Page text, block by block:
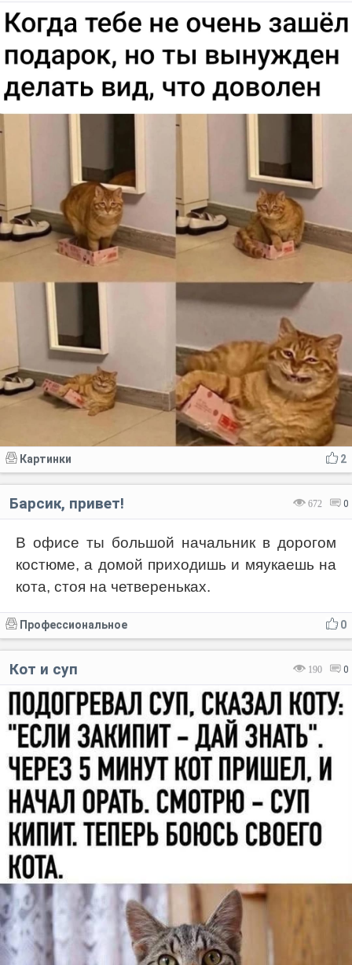
2
Картинки
672 0
Барсик, привет!
В офисе ты большой начальник в дорогом
костюме, а домой приходишь и мяукаешь на
кота, стоя на четвереньках.
0
Профессиональное
190 0
Кот и суп